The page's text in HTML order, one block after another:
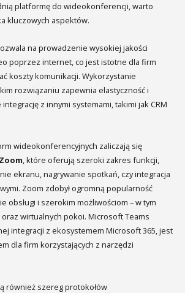
platformę do wideokonferencji, warto
kluczowych aspektów.
na prowadzenie wysokiej jakości
poprzez internet, co jest istotne dla firm
koszty komunikacji. Wykorzystanie
rozwiązaniu zapewnia elastyczność i
z innymi systemami, takimi jak CRM
wideokonferencyjnych zaliczają się
Zoom, które oferują szeroki zakres funkcji,
ekranu, nagrywanie spotkań, czy integracja
Zoom zdobył ogromną popularność
obsługi i szerokim możliwościom – w tym
wirtualnych pokoi. Microsoft Teams
integracji z ekosystemem Microsoft 365, jest
dla firm korzystających z narzędzi
również szereg protokołów